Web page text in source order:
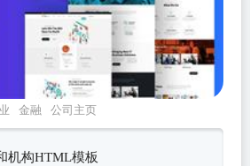
金融 公司主页
机构HTML模板